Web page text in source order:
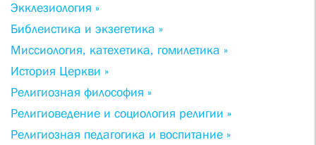
Экклезиология »
Библеистика и экзегетика »
Миссиология, катехетика, гомилетика »
История Церкви »
Религиозная философия »
Религиоведение и социология религии »
Религиозная педагогика и воспитание »